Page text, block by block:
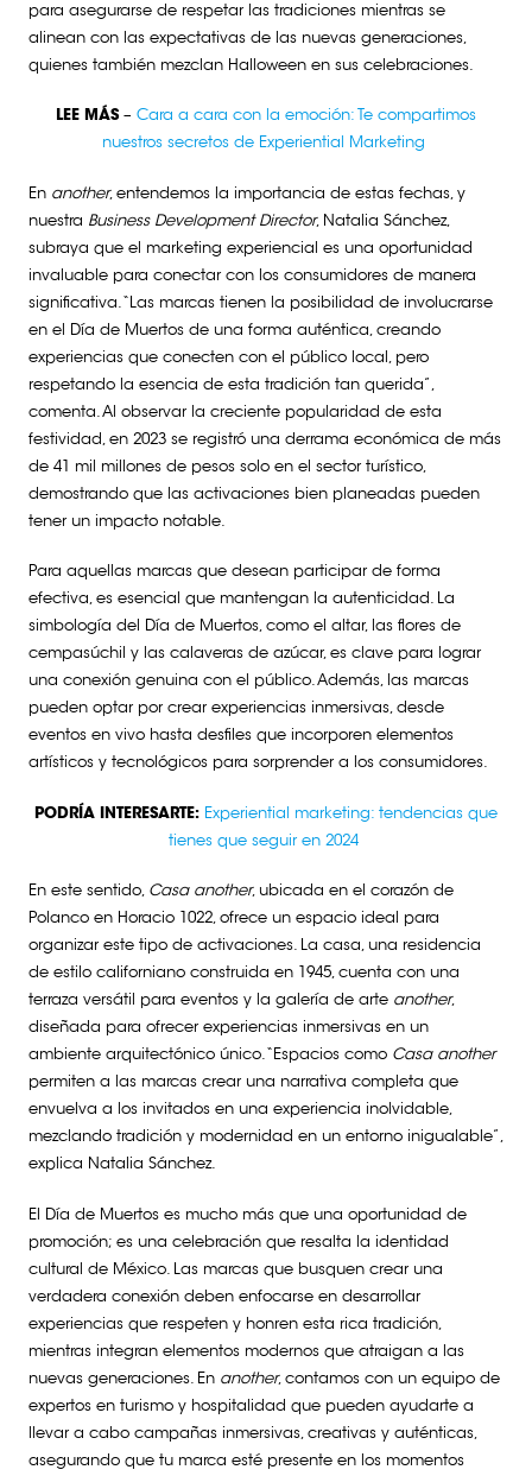
para asegurarse de respetar las tradiciones mientras se
alinean con las expectativas de las nuevas generaciones,
quienes también mezclan Halloween en sus celebraciones.
LEE MÁS – Cara a cara con la emoción: Te compartimos
nuestros secretos de Experiential Marketing
En another, entendemos la importancia de estas fechas, y
nuestra Business Development Director, Natalia Sánchez,
subraya que el marketing experiencial es una oportunidad
invaluable para conectar con los consumidores de manera
significativa. “Las marcas tienen la posibilidad de involucrarse
en el Día de Muertos de una forma auténtica, creando
experiencias que conecten con el público local, pero
respetando la esencia de esta tradición tan querida”,
comenta. Al observar la creciente popularidad de esta
festividad, en 2023 se registró una derrama económica de más
de 41 mil millones de pesos solo en el sector turístico,
demostrando que las activaciones bien planeadas pueden
tener un impacto notable.
Para aquellas marcas que desean participar de forma
efectiva, es esencial que mantengan la autenticidad. La
simbología del Día de Muertos, como el altar, las flores de
cempasúchil y las calaveras de azúcar, es clave para lograr
una conexión genuina con el público. Además, las marcas
pueden optar por crear experiencias inmersivas, desde
eventos en vivo hasta desfiles que incorporen elementos
artísticos y tecnológicos para sorprender a los consumidores.
PODRÍA INTERESARTE: Experiential marketing: tendencias que
tienes que seguir en 2024
En este sentido, Casa another, ubicada en el corazón de
Polanco en Horacio 1022, ofrece un espacio ideal para
organizar este tipo de activaciones. La casa, una residencia
de estilo californiano construida en 1945, cuenta con una
terraza versátil para eventos y la galería de arte another,
diseñada para ofrecer experiencias inmersivas en un
ambiente arquitectónico único. “Espacios como Casa another
permiten a las marcas crear una narrativa completa que
envuelva a los invitados en una experiencia inolvidable,
mezclando tradición y modernidad en un entorno inigualable”,
explica Natalia Sánchez.
El Día de Muertos es mucho más que una oportunidad de
promoción; es una celebración que resalta la identidad
cultural de México. Las marcas que busquen crear una
verdadera conexión deben enfocarse en desarrollar
experiencias que respeten y honren esta rica tradición,
mientras integran elementos modernos que atraigan a las
nuevas generaciones. En another, contamos con un equipo de
expertos en turismo y hospitalidad que pueden ayudarte a
llevar a cabo campañas inmersivas, creativas y auténticas,
asegurando que tu marca esté presente en los momentos